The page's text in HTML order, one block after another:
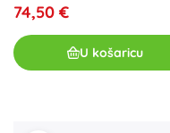
74,50 €
U košaricu